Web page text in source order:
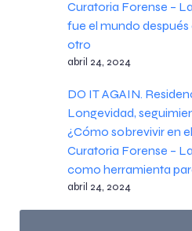
Curatoria Forense –
fue el mundo después
otro
abril 24, 2024
DO IT AGAIN.
Longevidad,
¿Cómo sobrevivir en
Curatoria Forense –
como herramienta
abril 24, 2024